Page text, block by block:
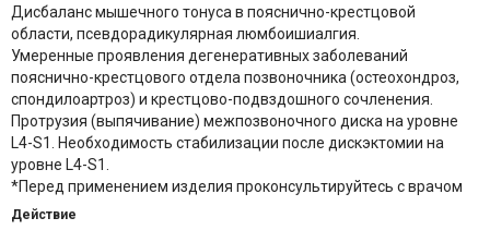
Дисбаланс мышечного тонуса в пояснично-крестцовой
области, псевдорадикулярная люмбоишиалгия.
Умеренные проявления дегенеративных заболеваний
пояснично-крестцового отдела позвоночника (остеохондроз,
спондилоартроз) и крестцово-подвздошного сочленения.
Протрузия (выпячивание) межпозвоночного диска на уровне
L4-S1. Необходимость стабилизации после дискэктомии на
уровне L4-S1.
*Перед применением изделия проконсультируйтесь с врачом
Действие